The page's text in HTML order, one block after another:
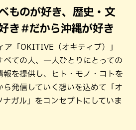
ものが好き、歴史・文
き #だから沖縄が好き
ア「OKITIVE（オキティブ）」
べての人、一人ひとりにとっての
報を提供し、ヒト・モノ・コトを
ら発信していく想いを込めて「オ
ガル」をコンセプトにしていま